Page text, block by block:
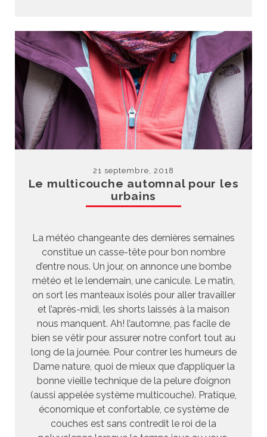
21 septembre, 2018
Le multicouche automnal pour les
urbains
La météo changeante des dernières semaines
constitue un casse-tête pour bon nombre
d’entre nous. Un jour, on annonce une bombe
météo et le lendemain, une canicule. Le matin,
on sort les manteaux isolés pour aller travailler
et l’après-midi, les shorts laissés à la maison
nous manquent. Ah! l’automne, pas facile de
bien se vêtir pour assurer notre confort tout au
long de la journée. Pour contrer les humeurs de
Dame nature, quoi de mieux que d’appliquer la
bonne vieille technique de la pelure d’oignon
(aussi appelée système multicouche). Pratique,
économique et confortable, ce système de
couches est sans contredit le roi de la